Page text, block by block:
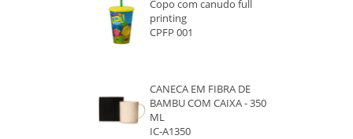
AZUL 2
Copo com canudo full
printing
CPFP 001
CANECA EM FIBRA DE
BAMBU COM CAIXA - 350
ML
IC-A1350